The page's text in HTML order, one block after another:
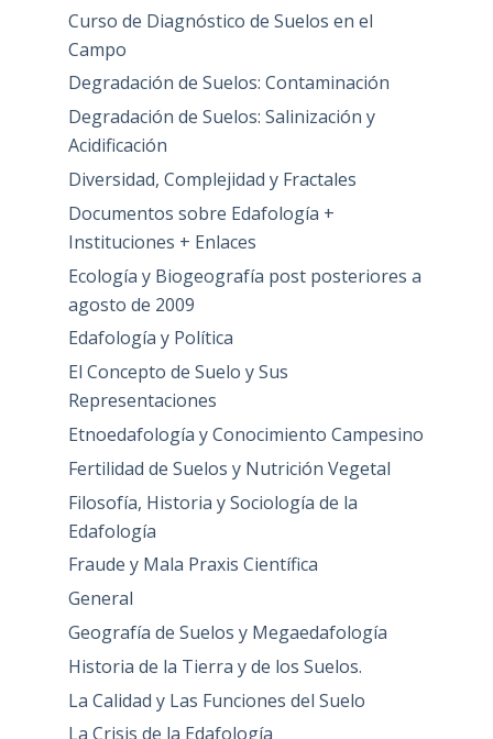
Curso de Diagnóstico de Suelos en el
Campo
Degradación de Suelos: Contaminación
Degradación de Suelos: Salinización y
Acidificación
Diversidad, Complejidad y Fractales
Documentos sobre Edafología +
Instituciones + Enlaces
Ecología y Biogeografía post posteriores a
agosto de 2009
Edafología y Política
El Concepto de Suelo y Sus
Representaciones
Etnoedafología y Conocimiento Campesino
Fertilidad de Suelos y Nutrición Vegetal
Filosofía, Historia y Sociología de la
Edafología
Fraude y Mala Praxis Científica
General
Geografía de Suelos y Megaedafología
Historia de la Tierra y de los Suelos.
La Calidad y Las Funciones del Suelo
La Crisis de la Edafología